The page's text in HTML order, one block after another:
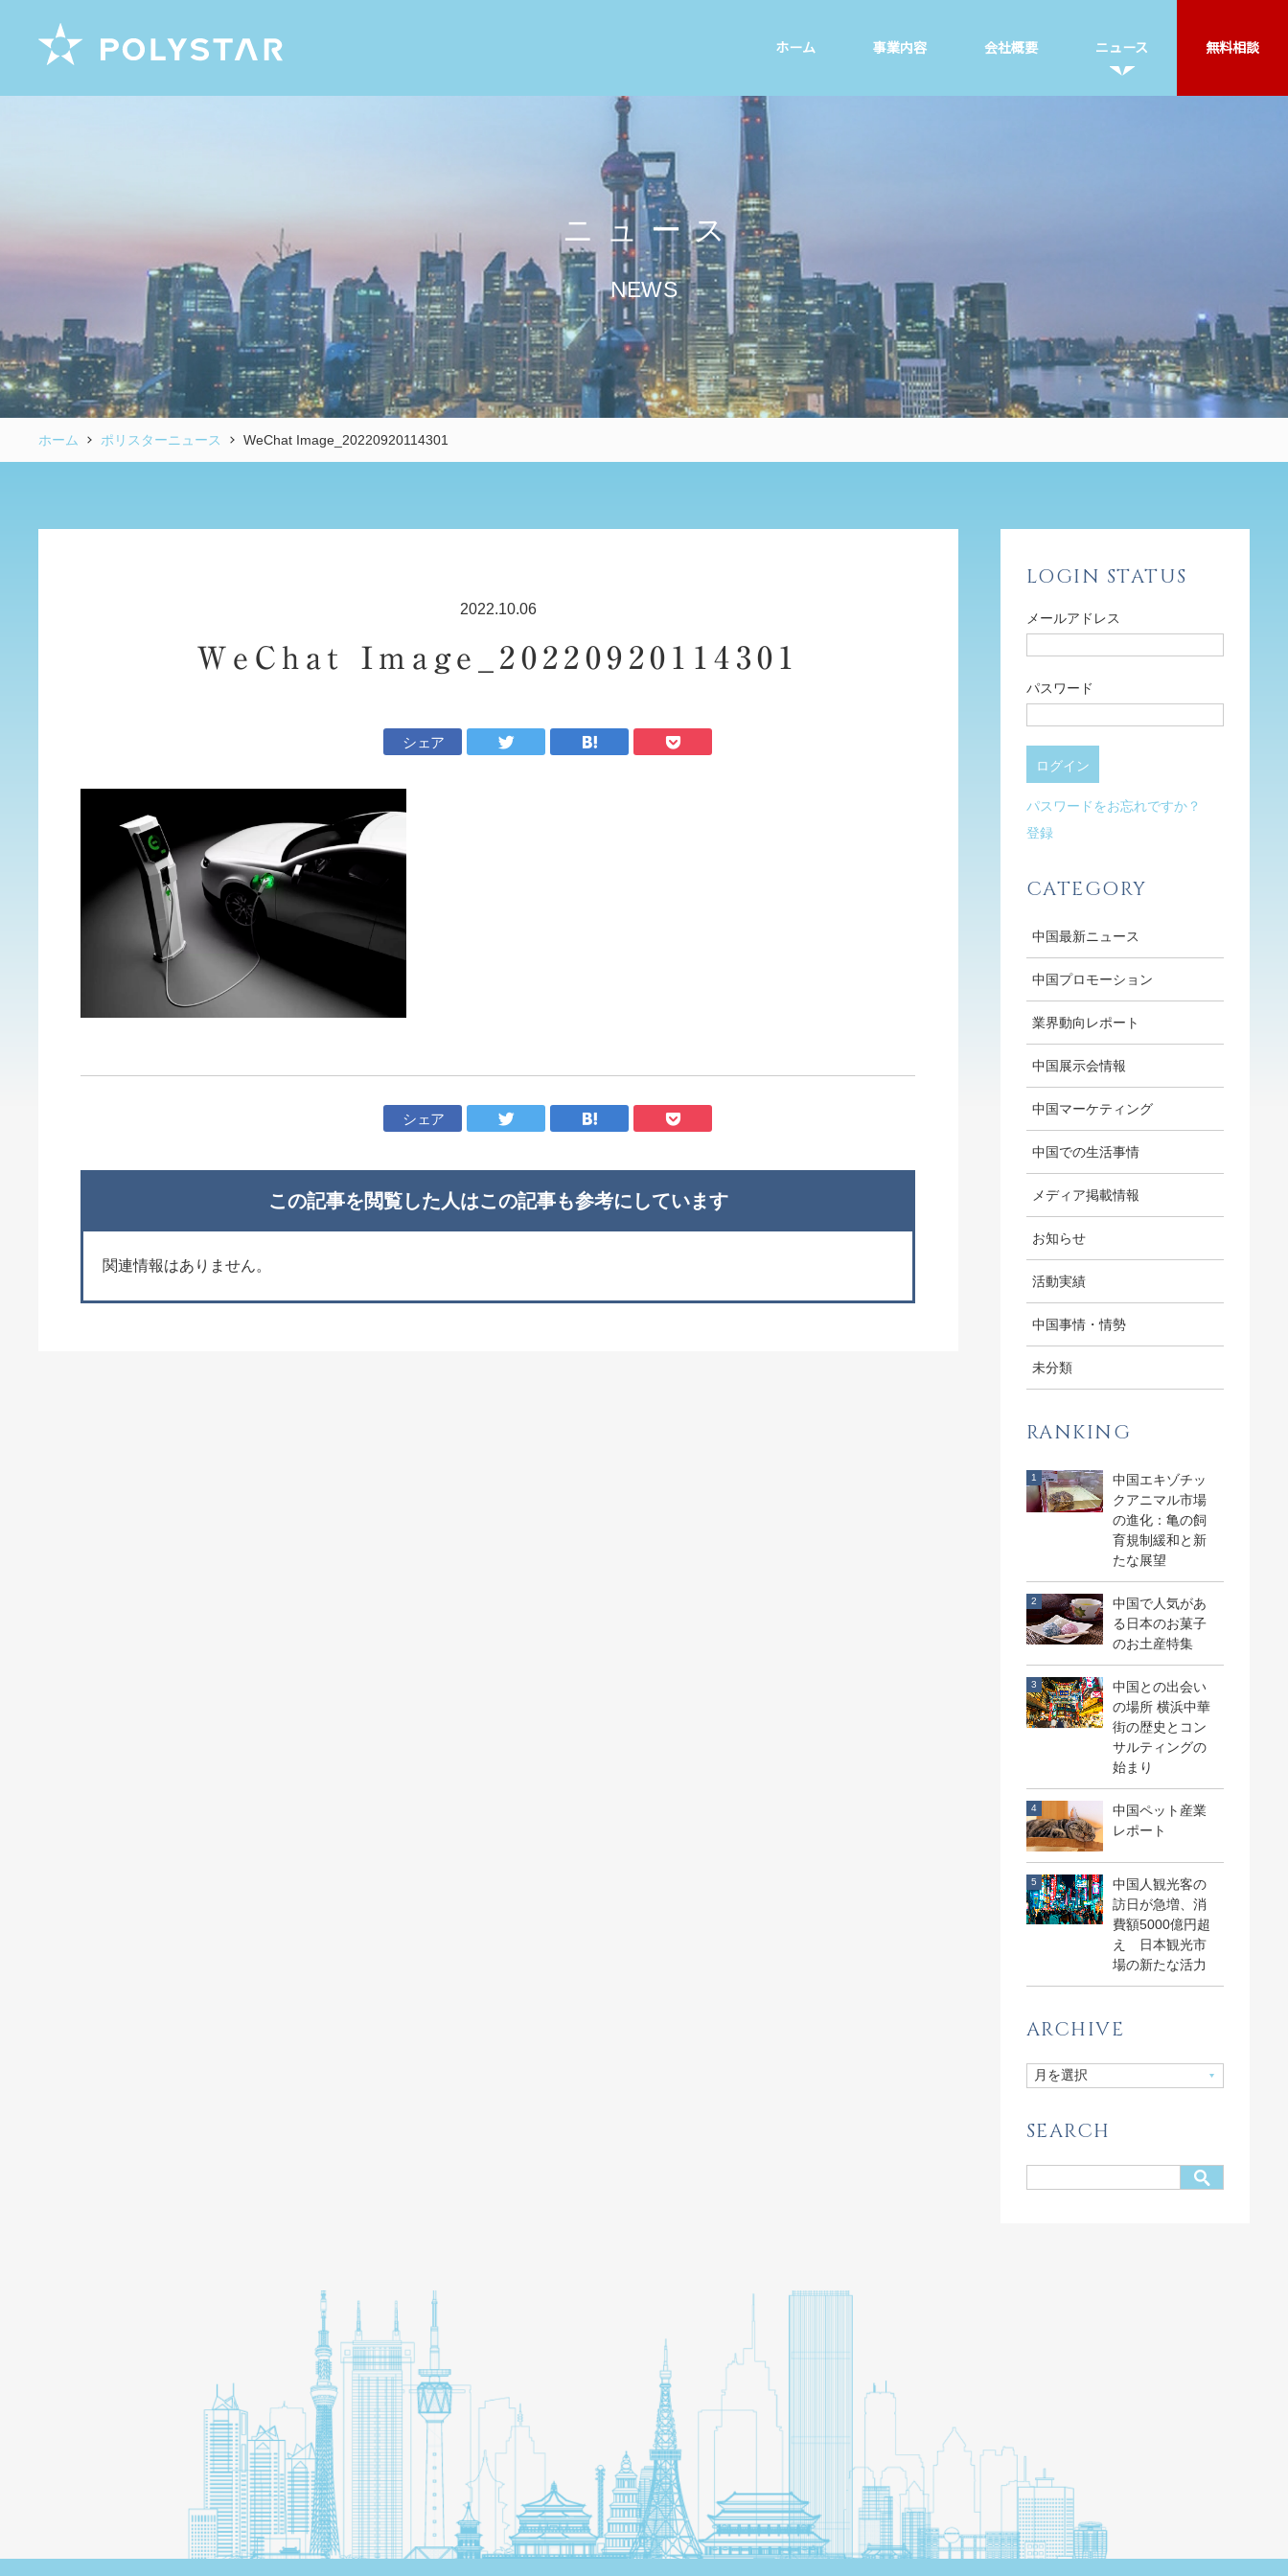
ホーム 事業内容 会社概要 ニュース 無料相談
ニュース
NEWS
ホーム ポリスターニュース WeChat Image_20220920114301
2022.10.06
WeChat Image_20220920114301
シェア
シェア
この記事を閲覧した人はこの記事も参考にしています
関連情報はありません。
LOGIN STATUS
メールアドレス
パスワード
パスワードをお忘れですか？
登録
CATEGORY
中国最新ニュース
中国プロモーション
業界動向レポート
中国展示会情報
中国マーケティング
中国での生活事情
メディア掲載情報
お知らせ
活動実績
中国事情・情勢
未分類
RANKING
中国エキゾチッ
クアニマル市場
の進化：亀の飼
育規制緩和と新
たな展望
中国で人気があ
る日本のお菓子
のお土産特集
中国との出会い
の場所 横浜中華
街の歴史とコン
サルティングの
始まり
中国ペット産業
レポート
中国人観光客の
訪日が急増、消
費額5000億円超
え 日本観光市
場の新たな活力
ARCHIVE
SEARCH